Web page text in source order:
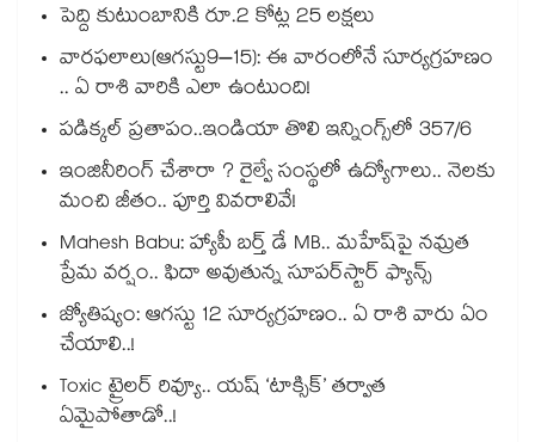
పెద్ది కుటుంబానికి రూ.2 కోట్ల 25 లక్షలు
వారఫలాలు(ఆగస్టు9–15): ఈ వారంలోనే సూర్యగ్రహణం
.. ఏ రాశి వారికి ఎలా ఉంటుంది!
పడిక్కల్‌‌ ప్రతాపం..ఇండియా తొలి ఇన్నింగ్స్‌‌లో 357/6
ఇంజినీరింగ్ చేశారా ? రైల్వే సంస్థలో ఉద్యోగాలు.. నెలకు
మంచి జీతం.. పూర్తి వివరాలివే!
Mahesh Babu: హ్యాపీ బర్త్ డే MB.. మహేష్‌పై నమ్రత
ప్రేమ వర్షం.. ఫిదా అవుతున్న సూపర్‌స్టార్ ఫ్యాన్స్
జ్యోతిష్యం: ఆగస్టు 12 సూర్యగ్రహణం.. ఏ రాశి వారు ఏం
చేయాలి..!
Toxic ట్రైలర్ రివ్యూ.. యష్ ‘టాక్సిక్’ తర్వాత
ఏమైపోతాడో..!